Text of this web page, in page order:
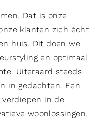
Dat is onze
klanten zich écht
huis. Dit doen we
en optimaal
Uiteraard steeds
in gedachten. Een
in de
woonlossingen.